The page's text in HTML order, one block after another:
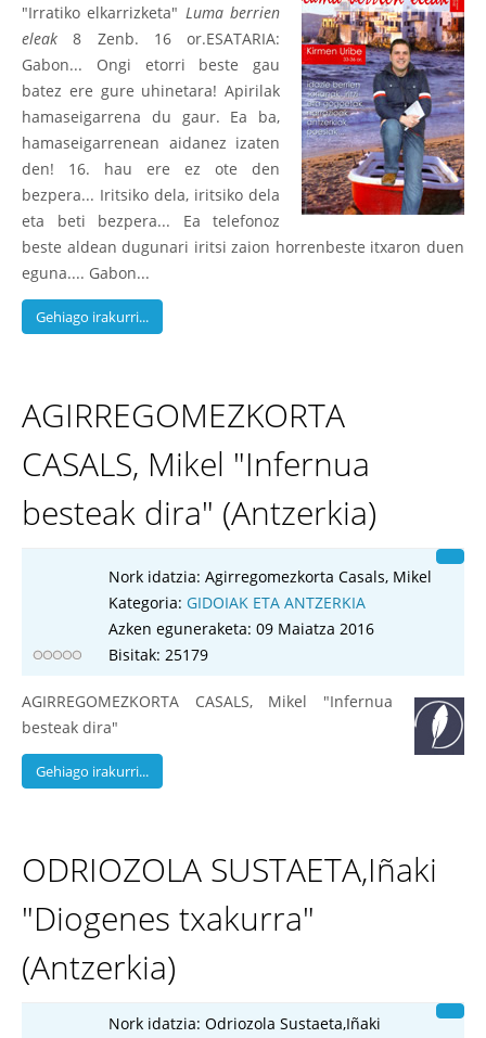
"Irratiko elkarrizketa" Luma berrien
eleak 8 Zenb. 16 or.ESATARIA:
Gabon... Ongi etorri beste gau
batez ere gure uhinetara! Apirilak
hamaseigarrena du gaur. Ea ba,
hamaseigarrenean aidanez izaten
den! 16. hau ere ez ote den
bezpera... Iritsiko dela, iritsiko dela
eta beti bezpera... Ea telefonoz
beste aldean dugunari iritsi zaion horrenbeste itxaron duen
eguna.... Gabon...
Gehiago irakurri...
AGIRREGOMEZKORTA
CASALS, Mikel "Infernua
besteak dira" (Antzerkia)
Nork idatzia: Agirregomezkorta Casals, Mikel
Kategoria: GIDOIAK ETA ANTZERKIA
Azken eguneraketa: 09 Maiatza 2016
Bisitak: 25179
AGIRREGOMEZKORTA CASALS, Mikel "Infernua
besteak dira"
Gehiago irakurri...
ODRIOZOLA SUSTAETA,Iñaki
"Diogenes txakurra"
(Antzerkia)
Nork idatzia: Odriozola Sustaeta,Iñaki